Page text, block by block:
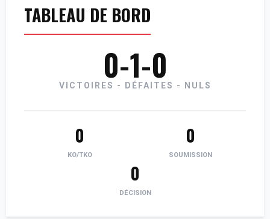
TABLEAU DE BORD
0-1-0
VICTOIRES - DÉFAITES - NULS
0
KO/TKO
0
SOUMISSION
0
DÉCISION